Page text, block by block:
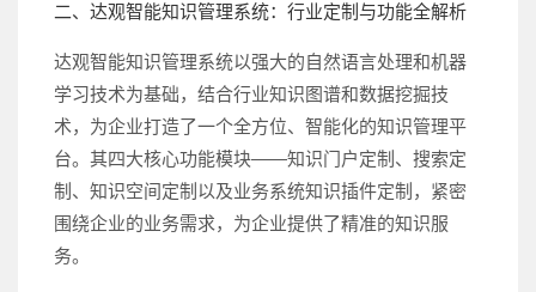
二、 达观智能知识管理系统：行业定制与功能全解析
达观智能知识管理系统以强大的自然语言处理和机器
学习技术为基础，结合行业知识图谱和数据挖掘技
术，为企业打造了一个全方位、智能化的知识管理平
台。其四大核心功能模块——知识门户定制、搜索定
制、知识空间定制以及业务系统知识插件定制，紧密
围绕企业的业务需求，为企业提供了精准的知识服
务。